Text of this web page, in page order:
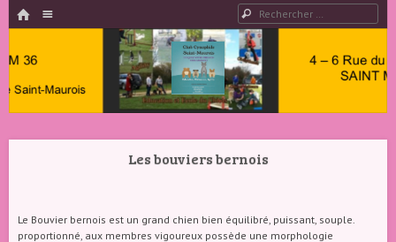
HOME Rechercher
Club
Cynophile
Club
Les bouviers bernois
Le Bouvier bernois est un grand chien bien équilibré, puissant, souple.
proportionné, aux membres vigoureux possède une morphologie